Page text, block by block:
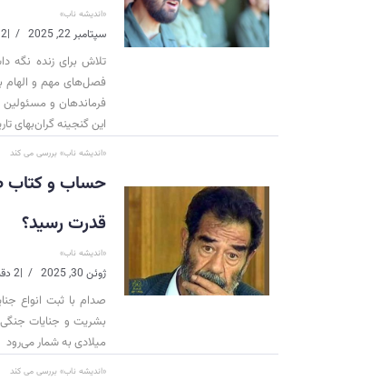
«اندیشه ناب»
سپتامبر 22, 2025 |2 دقیقه خواندن
تلاش برای زنده نگه
فصل‌های مهم و الهام
فرماندهان و
این گنجینه گران‌بهای
«اندیشه ناب» بررسی می کند
حساب و کتاب
قدرت رسید؟
«اندیشه ناب»
ژوئن 30, 2025 |2 دقیقه خواندن
صدام با ثبت انواع
بشریت و جنایات جنگی
میلادی به شمار می‌رود
«اندیشه ناب» بررسی می کند